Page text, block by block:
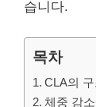
습니다.
목차
CLA의
체중 감